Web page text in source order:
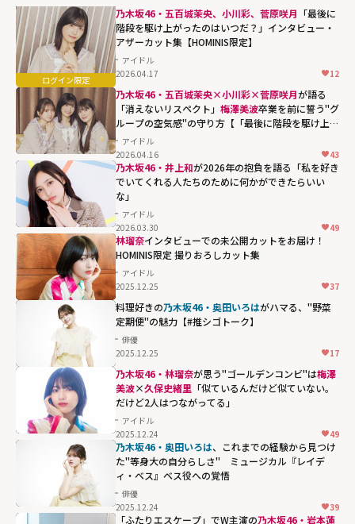
乃木坂46・五百城茉央、小川彩、菅原咲月 「最後に
階段を駆け上がったのはいつだ？」インタビュー・
アザーカット集【HOMINIS限定】
アイドル
2026.04.17
12
乃木坂46・五百城茉央×小川彩×菅原咲月が語る
「消えないリスペクト」 梅澤美波卒業を前に誓う"グ
ループの空気感"の守り方【「最後に階段を駆け上が
ったのはいつだ？」インタビュー】
アイドル
2026.04.16
43
乃木坂46・井上和が2026年の抱負を語る「私を好き
でいてくれる人たちのために何かができたらいい
な」
アイドル
2026.03.30
49
林瑠奈インタビューでの未公開カットをお届け！
HOMINIS限定 撮りおろしカット集
アイドル
2025.12.25
37
料理好きの乃木坂46・奥田いろはがハマる、"野菜
定期便"の魅力【#推シゴトーク】
俳優
2025.12.25
17
梅澤美波×久保
「似てい
るんだけど似て
いない。だけど2
人はつながって
乃木坂46・林瑠奈が思う"ゴールデンコンビ"は梅澤
美波×久保史緒里 「似ているんだけど似ていない。
だけど2人はつながってる」
アイドル
2025.12.24
49
乃木坂46・奥田いろは、これまでの経験から見つけ
た"等身大の自分らしさ" ミュージカル『レイデ
ィ・ベス』ベス役への覚悟
俳優
2025.12.24
39
「ふたりエスケープ」でW主演の乃木坂46・岩本蓮